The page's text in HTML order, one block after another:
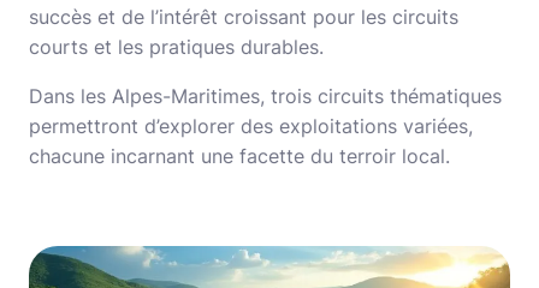
succès et de l’intérêt croissant pour les circuits
courts et les pratiques durables.
Dans les Alpes-Maritimes, trois circuits thématiques
permettront d’explorer des exploitations variées,
chacune incarnant une facette du terroir local.